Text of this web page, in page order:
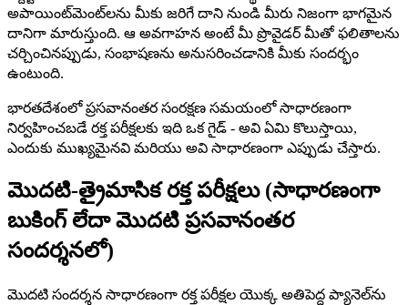
అపాయింట్‌మెంట్‌లను మీకు జరిగే దాని నుండి మీరు నిజంగా భాగమైన
దానిగా మారుస్తుంది. ఆ అవగాహన అంటే మీ ప్రొవైడర్ మీతో ఫలితాలను
చర్చించినప్పుడు, సంభాషణను అనుసరించడానికి మీకు సందర్భం
ఉంటుంది.
భారతదేశంలో ప్రసవానంతర సంరక్షణ సమయంలో సాధారణంగా
నిర్వహించబడే రక్త పరీక్షలకు ఇది ఒక గైడ్ - అవి ఏమి కొలుస్తాయి,
ఎందుకు ముఖ్యమైనవి మరియు అవి సాధారణంగా ఎప్పుడు చేస్తారు.
మొదటి-త్రైమాసిక రక్త పరీక్షలు (సాధారణంగా
బుకింగ్ లేదా మొదటి ప్రసవానంతర
సందర్శనలో)
మొదటి సందర్శన సాధారణంగా రక్త పరీక్షల యొక్క అతిపెద్ద ప్యానెల్‌ను